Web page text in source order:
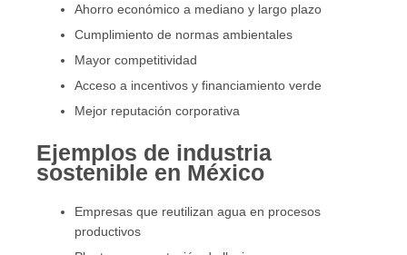
Ahorro económico a mediano y largo plazo
Cumplimiento de normas ambientales
Mayor competitividad
Acceso a incentivos y financiamiento verde
Mejor reputación corporativa
Ejemplos de industria
sostenible en México
Empresas que reutilizan agua en procesos
productivos